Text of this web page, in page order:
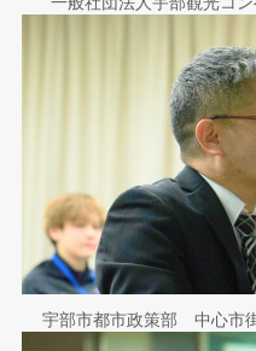
宇部市都市政策部 中心